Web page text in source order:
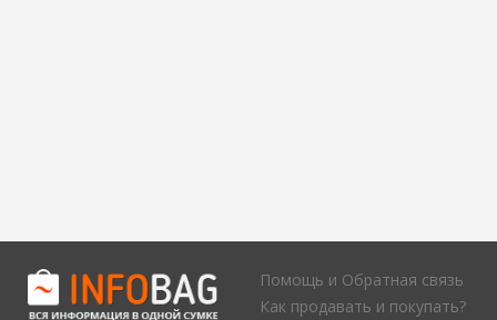
Помощь и Обратная связь
Как продавать и покупать?